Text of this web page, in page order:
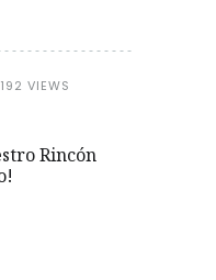
VIEWS
Rincón